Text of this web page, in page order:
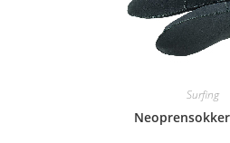
Surfing